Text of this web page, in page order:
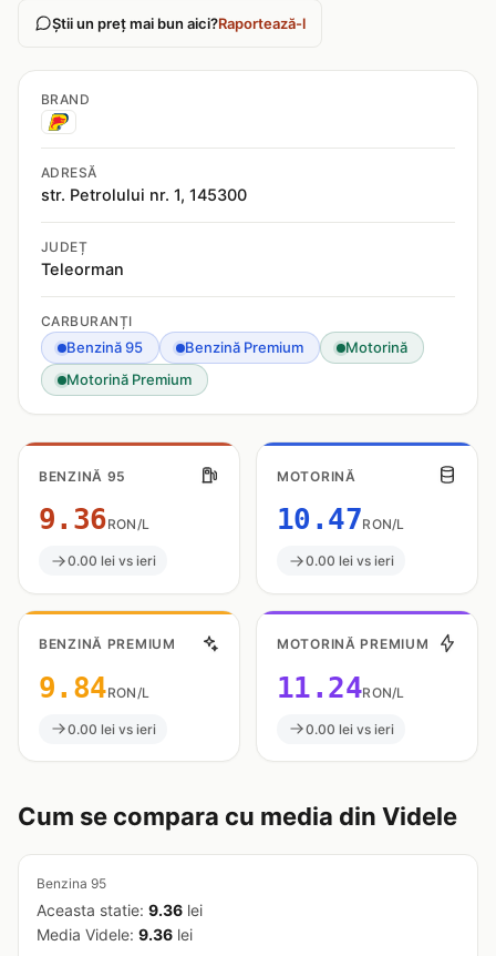
Știi un preț mai bun aici?Raportează-l
BRAND
ADRESĂ
str. Petrolului nr. 1, 145300
JUDEȚ
Teleorman
CARBURANȚI
Benzină 95 Benzină Premium
Motorină
Motorină Premium
BENZINĂ 95
9.36RON/L
0.00 lei vs ieri
MOTORINĂ
10.47RON/L
0.00 lei vs ieri
BENZINĂ PREMIUM
9.84RON/L
0.00 lei vs ieri
MOTORINĂ PREMIUM
11.24RON/L
0.00 lei vs ieri
Cum se compara cu media din Videle
Benzina 95
Aceasta statie: 9.36 lei
Media Videle: 9.36 lei